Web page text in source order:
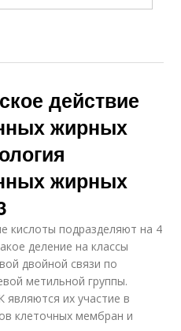
действие
жирных
жирных
подразделяют на 4
деление на классы
двойной связи по
метильной группы.
их участие в
клеточных мембран и